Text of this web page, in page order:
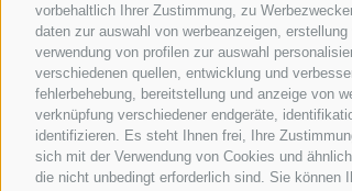
vorbehaltlich Ihrer Zustimmung, zu
daten zur auswahl von werbeanzeigen,
verwendung von profilen zur auswahl
verschiedenen quellen, entwicklung und
fehlerbehebung, bereitstellung und anzeige von
verknüpfung verschiedener endgeräte,
identifizieren. Es steht Ihnen frei, Ihre
sich mit der Verwendung von Cookies und
die nicht unbedingt erforderlich sind. Sie können